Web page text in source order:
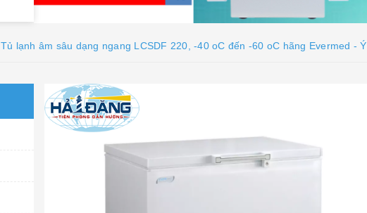
Tủ lạnh âm sâu dạng ngang LCSDF 220, -40 oC đến -60 oC hãng Evermed - Ý